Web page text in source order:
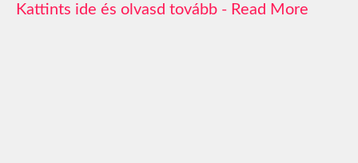
Read More